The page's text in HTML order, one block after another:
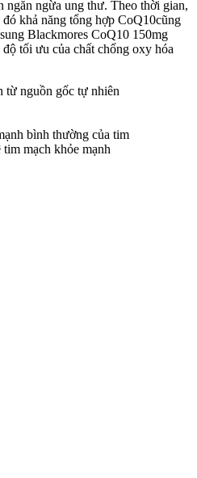
ngăn ngừa ung thư. Theo thời gian,
khả năng tổng hợp CoQ10cũng
Blackmores CoQ10 150mg
tối ưu của chất chống oxy hóa
từ nguồn gốc tự nhiên
bình thường của tim
mạch khỏe mạnh